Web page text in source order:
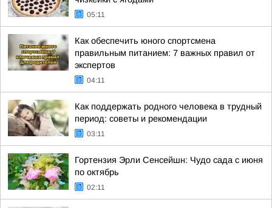
05:11
Как обеспечить юного спортсмена
правильным питанием: 7 важных правил от
экспертов
04:11
Как поддержать родного человека в трудный
период: советы и рекомендации
03:11
Гортензия Эрли Сенсейшн: Чудо сада с июня
по октябрь
02:11